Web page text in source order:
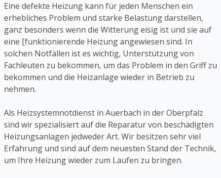
Eine defekte Heizung kann für jeden Menschen ein
erhebliches Problem und starke Belastung darstellen,
ganz besonders wenn die Witterung eisig ist und sie auf
eine [funktionierende Heizung angewiesen sind. In
solchen Notfällen ist es wichtig, Unterstützung von
Fachleuten zu bekommen, um das Problem in den Griff zu
bekommen und die Heizanlage wieder in Betrieb zu
nehmen.
Als Heizsystemnotdienst in Auerbach in der Oberpfalz
sind wir spezialisiert auf die Reparatur von beschädigten
Heizungsanlagen jedweder Art. Wir besitzen sehr viel
Erfahrung und sind auf dem neuesten Stand der Technik,
um Ihre Heizung wieder zum Laufen zu bringen.